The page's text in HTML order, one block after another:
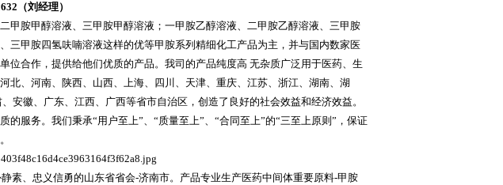
（刘经理）
甲胺甲醇溶液、三甲胺甲醇溶液；一甲胺乙醇溶液、二甲胺乙醇溶液、三甲胺
三甲胺四氢呋喃溶液这样的优等甲胺系列精细化工产品为主，并与国内数家医
位合作，提供给他们优质的产品。我司的产品纯度高 无杂质广泛用于医药、生
北、河南、陕西、山西、上海、四川、天津、重庆、江苏、浙江、湖南、湖
安徽、广东、江西、广西等省市自治区，创造了良好的社会效益和经济效益。
服务。我们秉承“用户至上”、“质量至上”、“合同至上”的“三至上原则”，保证
素、忠义信勇的山东省省会-济南市。产品专业生产医药中间体重要原料-甲胺